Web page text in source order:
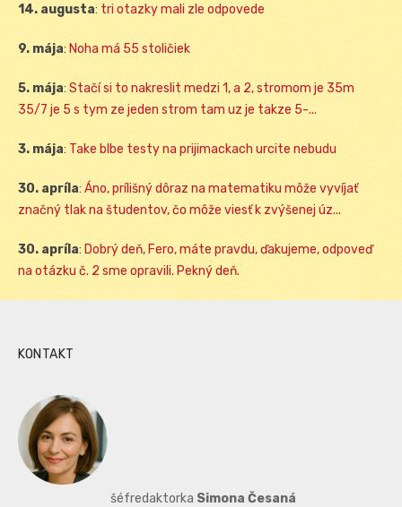
14. augusta: tri otazky mali zle odpovede
9. mája: Noha má 55 stoličiek
5. mája: Stačí si to nakreslit medzi 1, a 2, stromom je 35m
35/7 je 5 s tym ze jeden strom tam uz je takze 5-...
3. mája: Take blbe testy na prijimackach urcite nebudu
30. apríla: Áno, prílišný dôraz na matematiku môže vyvíjať
značný tlak na študentov, čo môže viesť k zvýšenej úz...
30. apríla: Dobrý deň, Fero, máte pravdu, ďakujeme, odpoveď
na otázku č. 2 sme opravili. Pekný deň.
KONTAKT
šéfredaktorka Simona Česaná